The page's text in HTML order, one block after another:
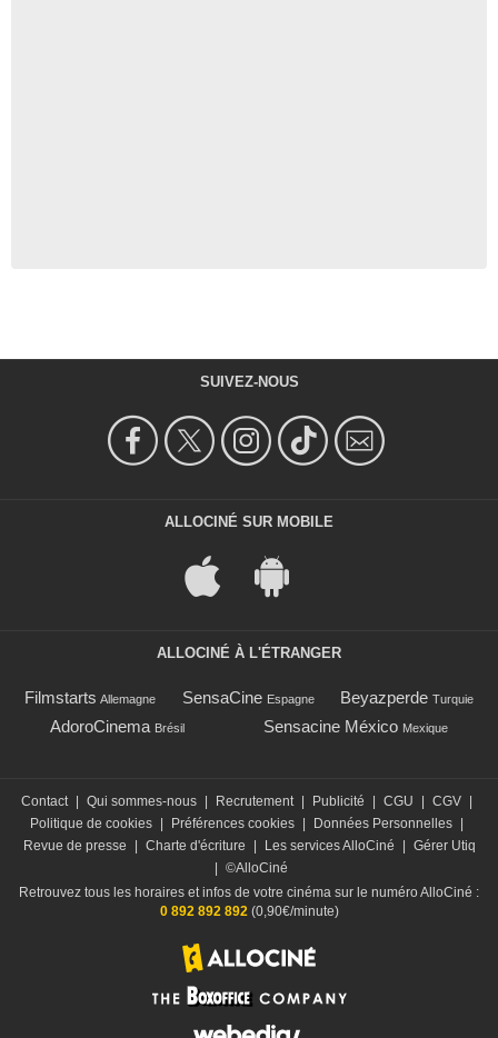
SUIVEZ-NOUS
ALLOCINÉ SUR MOBILE
ALLOCINÉ À L'ÉTRANGER
Filmstarts Allemagne SensaCine Espagne Beyazperde Turquie
AdoroCinema Brésil Sensacine México Mexique
Contact | Qui sommes-nous | Recrutement | Publicité | CGU | CGV |
Politique de cookies | Préférences cookies | Données Personnelles |
Revue de presse
| Charte d'écriture | Les services AlloCiné | Gérer Utiq
| ©AlloCiné
Retrouvez tous les horaires et infos de votre cinéma sur le numéro AlloCiné :
0 892 892 892 (0,90€/minute)